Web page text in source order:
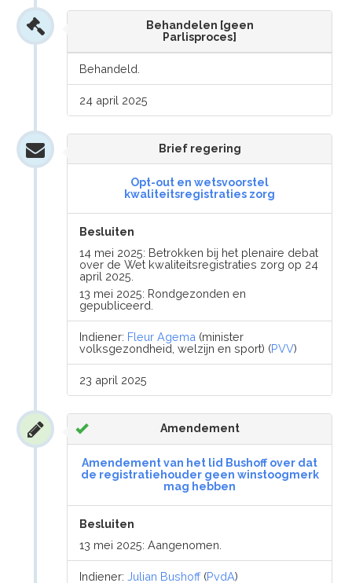
Behandelen [geen
Parlisproces]
Behandeld.
24 april 2025
Brief regering
Opt-out en wetsvoorstel
kwaliteitsregistraties zorg
Besluiten
14 mei 2025: Betrokken bij het plenaire debat
over de Wet kwaliteitsregistraties zorg op 24
april 2025.
13 mei 2025: Rondgezonden en
gepubliceerd.
Indiener: Fleur Agema (minister
volksgezondheid, welzijn en sport) (PVV)
23 april 2025
Amendement
Amendement van het lid Bushoff over dat
de registratiehouder geen winstoogmerk
mag hebben
Besluiten
13 mei 2025: Aangenomen.
Indiener:Julian Bushoff(PvdA)